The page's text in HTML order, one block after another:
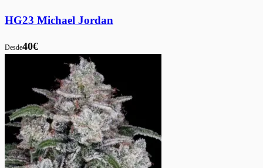
HG23 Michael Jordan
Desde40€